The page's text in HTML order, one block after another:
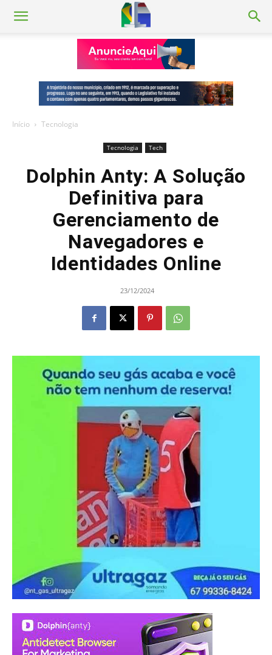
Início Tecnologia
Tecnologia Tech
Dolphin Anty: A Solução
Definitiva para
Gerenciamento de
Navegadores e
Identidades Online
23/12/2024